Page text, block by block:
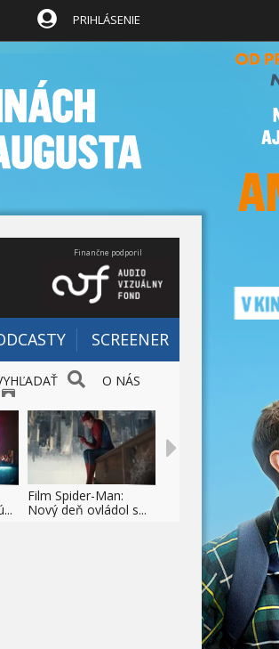
PRIHLÁSENIE
Finančne podporil
SCREENER
O NÁS
Film Spider-Man:
Nový deň ovládol s...